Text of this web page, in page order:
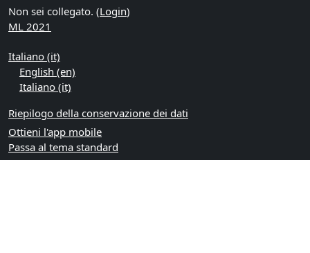
Non sei collegato. (Login)
ML 2021
Italiano ‎(it)‎
English ‎(en)‎
Italiano ‎(it)‎
Riepilogo della conservazione dei dati
Ottieni l'app mobile
Passa al tema standard